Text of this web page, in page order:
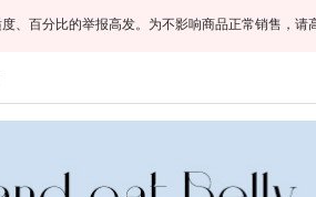
、百分比的举报高发。为不影响商品正常销售，请